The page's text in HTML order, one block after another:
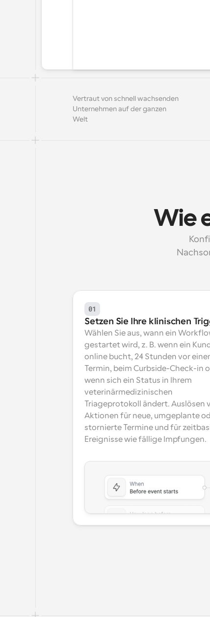
Vertraut von schnell wachsenden
Unternehmen auf der ganzen
Welt
Wie
01
Setzen Sie Ihre klinischen
Wählen Sie aus, wann ein
gestartet wird, z. B. wenn ein
online bucht, 24 Stunden vor
Termin, beim Curbside-Check-in
wenn sich ein Status in Ihrem
veterinärmedizinischen
Triageprotokoll ändert. Auslösen
Aktionen für neue, umgeplante
stornierte Termine und für
Ereignisse wie fällige Impfungen.